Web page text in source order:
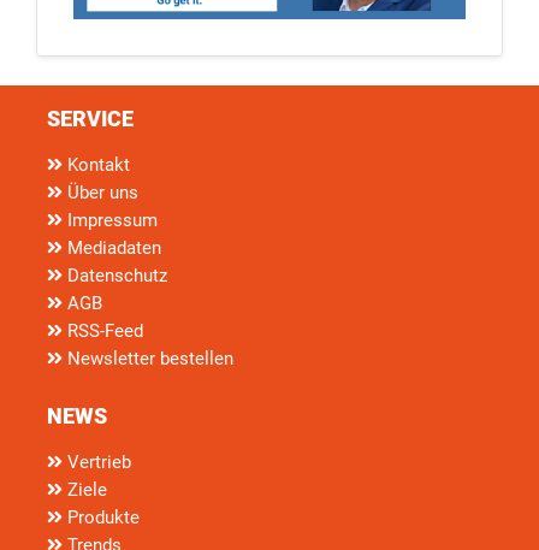
SERVICE
Kontakt
Über uns
Impressum
Mediadaten
Datenschutz
AGB
RSS-Feed
Newsletter bestellen
NEWS
Vertrieb
Ziele
Produkte
Trends